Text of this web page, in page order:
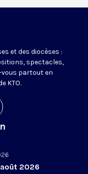
et des diocèses :
spectacles,
partout en
KTO.
2026